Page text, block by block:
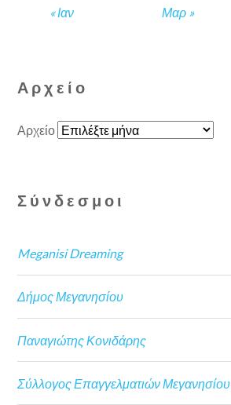
« Ιαν Μαρ »
Αρχείο
Αρχείο
Σύνδεσμοι
Meganisi Dreaming
Δήμος Μεγανησίου
Παναγιώτης Κονιδάρης
Σύλλογος Επαγγελματιών Μεγανησίου